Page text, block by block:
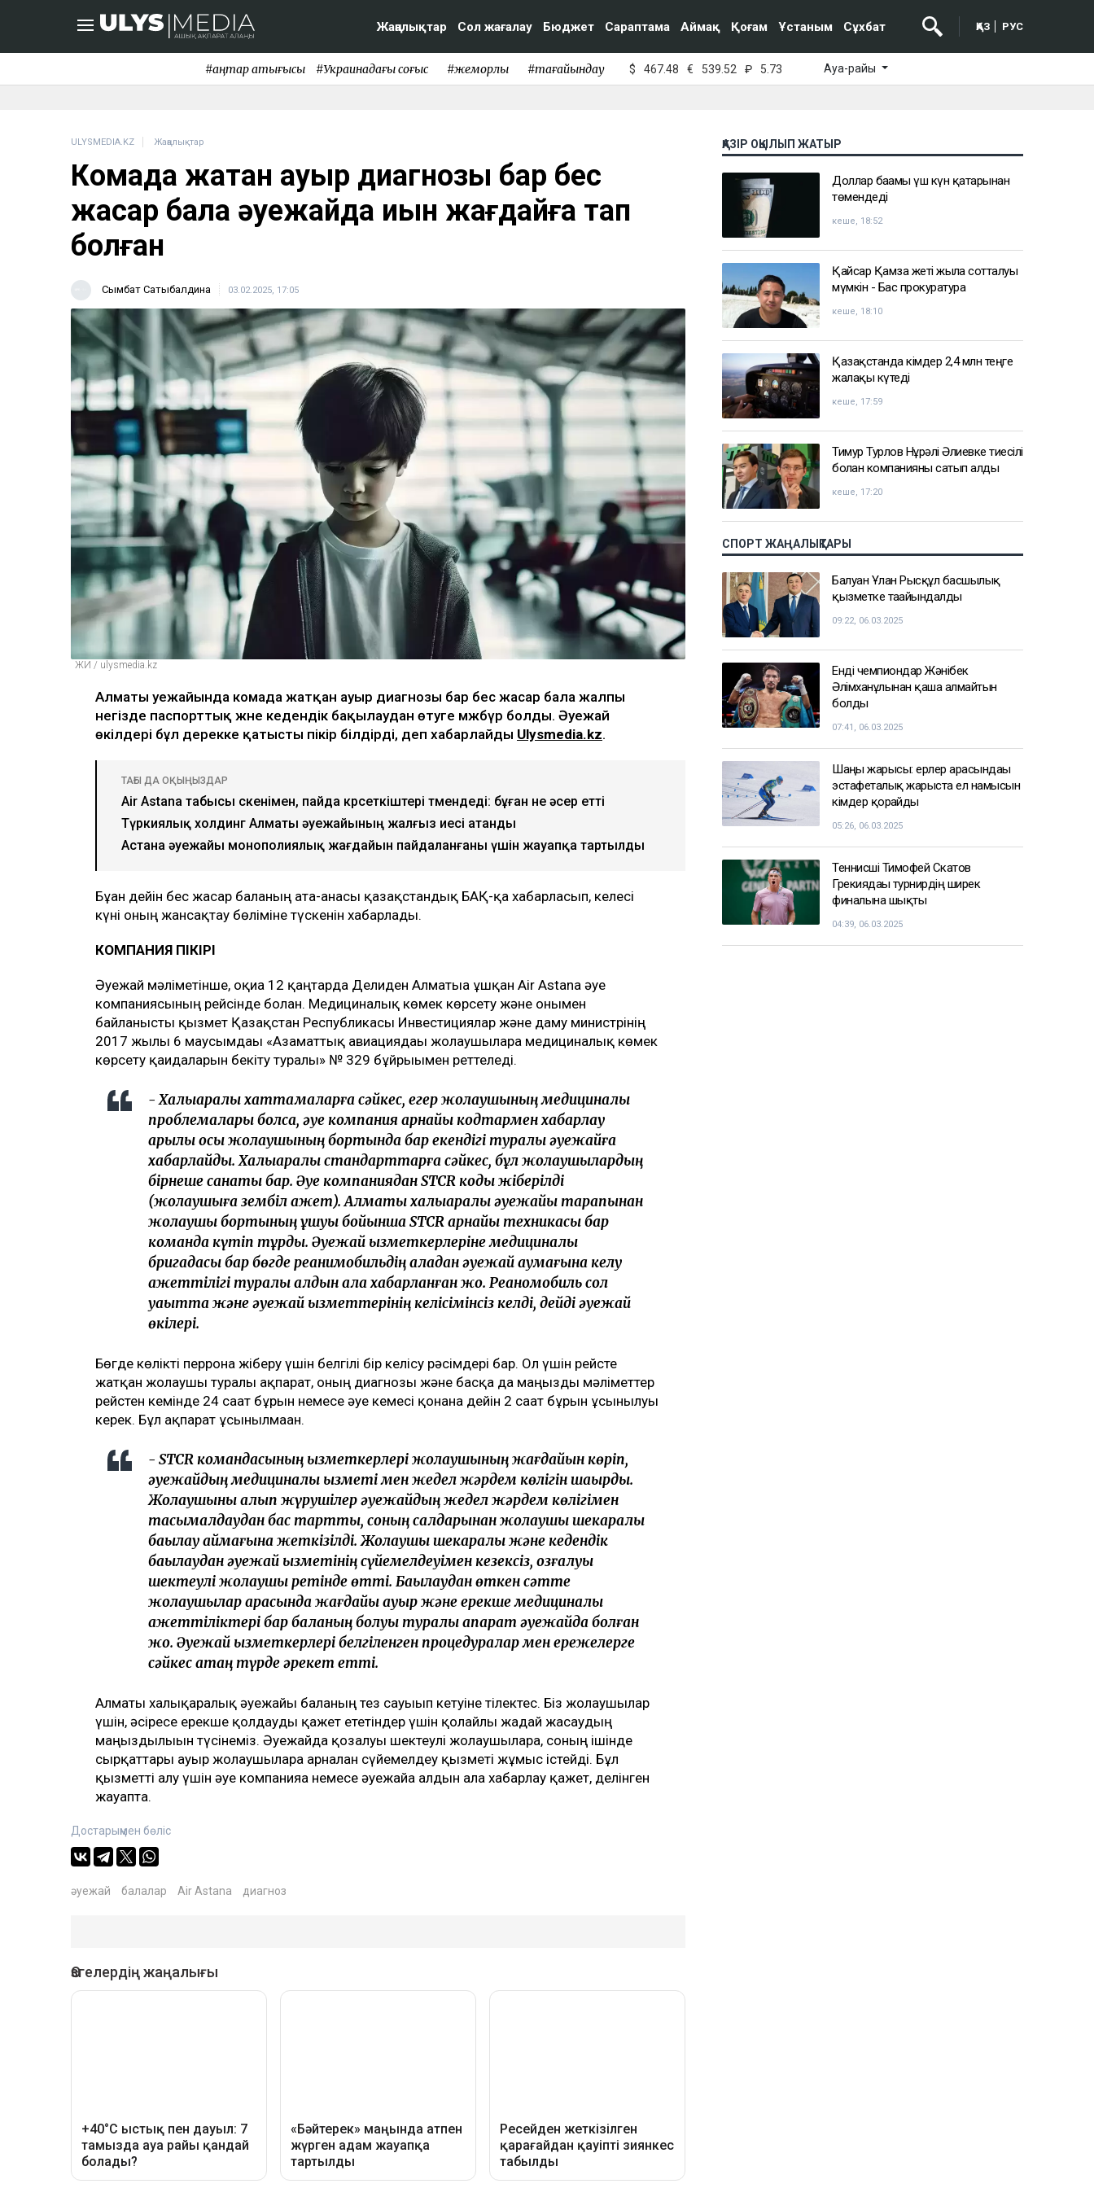
Жаңалықтар Сол жағалау Бюджет Сараптама Аймақ Қоғам Ұстаным Сұхбат ҚАЗ РУС
#қаңтар қақтығысы #Украинадағы соғыс #жемқорлық #тағайындау $ 467.48 € 539.52 ₽ 5.73 Ауа-райы
ULYSMEDIA.KZ Жаңалықтар
Комада жатқан ауыр диагнозы бар бес
жасар бала әуежайда қиын жағдайға тап
болған
Сымбат Сатыбалдина 03.02.2025, 17:05
ЖИ / ulysmedia.kz
Алматы әуежайында комада жатқан ауыр диагнозы бар бес жасар бала жалпы
негізде паспорттық және кедендік бақылаудан өтуге мәжбүр болды. Әуежай
өкілдері бұл дерекке қатысты пікір білдірді, деп хабарлайды Ulysmedia.kz.
ТАҒЫ ДА ОҚЫҢЫЗДАР
Air Astana табысы өскенімен, пайда көрсеткіштері төмендеді: бұған не әсер етті
Түркиялық холдинг Алматы әуежайының жалғыз иесі атанды
Астана әуежайы монополиялық жағдайын пайдаланғаны үшін жауапқа тартылды
Бұған дейін бес жасар баланың ата-анасы қазақстандық БАҚ-қа хабарласып, келесі
күні оның жансақтау бөліміне түскенін хабарлады.
КОМПАНИЯ ПІКІРІ
Әуежай мәліметінше, оқиға 12 қаңтарда Делиден Алматыға ұшқан Air Astana әуе
компаниясының рейсінде болған. Медициналық көмек көрсету және онымен
байланысты қызмет Қазақстан Республикасы Инвестициялар және даму министрінің
2017 жылғы 6 маусымдағы «Азаматтық авиациядағы жолаушыларға медициналық көмек
көрсету қағидаларын бекіту туралы» № 329 бұйрығымен реттеледі.
- Халықаралық хаттамаларға сәйкес, егер жолаушының медициналық
проблемалары болса, әуе компания арнайы кодтармен хабарлау
арқылы осы жолаушының бортында бар екендігі туралы әуежайға
хабарлайды. Халықаралық стандарттарға сәйкес, бұл жолаушылардың
бірнеше санаты бар. Әуе компаниядан STCR коды жіберілді
(жолаушыға зембіл қажет). Алматы халықаралық әуежайы тарапынан
жолаушы бортының ұшуы бойынша STCR арнайы техникасы бар
команда күтіп тұрды. Әуежай қызметкерлеріне медициналық
бригадасы бар бөгде реанимобильдің қаладан әуежай аумағына келу
қажеттілігі туралы алдын ала хабарланған жоқ. Реаномобиль сол
уақытта және әуежай қызметтерінің келісімінсіз келді, дейді әуежай
өкілері.
Бөгде көлікті перронға жіберу үшін белгілі бір келісу рәсімдері бар. Ол үшін рейсте
жатқан жолаушы туралы ақпарат, оның диагнозы және басқа да маңызды мәліметтер
рейстен кемінде 24 сағат бұрын немесе әуе кемесі қонғанға дейін 2 сағат бұрын ұсынылуы
керек. Бұл ақпарат ұсынылмаған.
- STCR командасының қызметкерлері жолаушының жағдайын көріп,
әуежайдың медициналық қызметі мен жедел жәрдем көлігін шақырды.
Жолаушыны алып жүрушілер әуежайдың жедел жәрдем көлігімен
тасымалдаудан бас тартты, соның салдарынан жолаушы шекаралық
бақылау аймағына жеткізілді. Жолаушы шекаралық және кедендік
бақылаудан әуежай қызметінің сүйемелдеуімен кезексіз, қозғалуы
шектеулі жолаушы ретінде өтті. Бақылаудан өткен сәтте
жолаушылар арасында жағдайы ауыр және ерекше медициналық
қажеттіліктері бар баланың болуы туралы ақпарат әуежайда болған
жоқ. Әуежай қызметкерлері белгіленген процедуралар мен ережелерге
сәйкес қатаң түрде әрекет етті.
Алматы халықаралық әуежайы баланың тез сауығып кетуіне тілектес. Біз жолаушылар
үшін, әсіресе ерекше қолдауды қажет ететіндер үшін қолайлы жағдай жасаудың
маңыздылығын түсінеміз. Әуежайда қозғалуы шектеулі жолаушыларға, соның ішінде
сырқаттары ауыр жолаушыларға арналған сүйемелдеу қызметі жұмыс істейді. Бұл
қызметті алу үшін әуе компанияға немесе әуежайға алдын ала хабарлау қажет, делінген
жауапта.
Достарыңмен бөліс
әуежай балалар Air Astana диагноз
ҚАЗІР ОҚЫЛЫП ЖАТЫР
Доллар бағамы үш күн қатарынан
төмендеді
кеше, 18:52
Қайсар Қамза жеті жылға сотталуы
мүмкін - Бас прокуратура
кеше, 18:10
Қазақстанда кімдер 2,4 млн теңге
жалақы күтеді
кеше, 17:59
Тимур Турлов Нұрәлі Әлиевке тиесілі
болған компанияны сатып алды
кеше, 17:20
СПОРТ ЖАҢАЛЫҚТАРЫ
Балуан Ұлан Рысқұл басшылық
қызметке тағайындалды
09:22, 06.03.2025
Енді чемпиондар Жәнібек
Әлімханұлынан қаша алмайтын
болды
07:41, 06.03.2025
Шаңғы жарысы: ерлер арасындағы
эстафеталық жарыста ел намысын
кімдер қорғайды
05:26, 06.03.2025
Теннисші Тимофей Скатов
Грекиядағы турнирдің ширек
финалына шықты
04:39, 06.03.2025